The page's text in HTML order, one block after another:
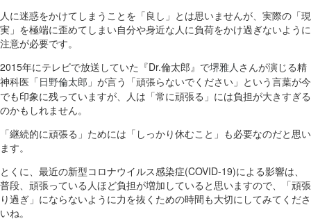
人に迷惑をかけてしまうことを「良し」とは思いませんが、実際の「現
実」を極端に歪めてしまい自分や身近な人に負荷をかけ過ぎないように
注意が必要です。
2015年にテレビで放送していた『Dr.倫太郎』で堺雅人さんが演じる精
神科医「日野倫太郎 」が言う「頑張らないでください」という言葉が今
でも印象に残っていますが、人は「常に頑張る」には負担が大きすぎる
のかもしれません。
「継続的に頑張る」ためには「しっかり休むこと」も必要なのだと思い
ます。
とくに、最近の新型コロナウイルス感染症(COVID-19)による影響は、
普段、頑張っている人ほど負担が増加していると思いますので、「頑張
り過ぎ」にならないように力を抜くための時間も大切にしてみてくださ
いね。